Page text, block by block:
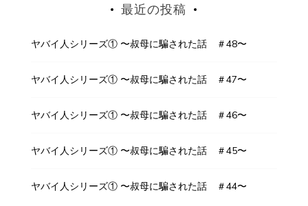
最近の投稿
ヤバイ人シリーズ① 〜叔母に騙された話 ＃48〜
ヤバイ人シリーズ① 〜叔母に騙された話 ＃47〜
ヤバイ人シリーズ① 〜叔母に騙された話 ＃46〜
ヤバイ人シリーズ① 〜叔母に騙された話 ＃45〜
ヤバイ人シリーズ① 〜叔母に騙された話 ＃44〜